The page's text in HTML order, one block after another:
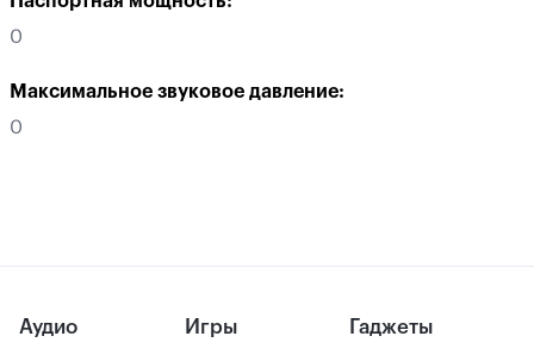
0
Максимальное звуковое давление:
0
Аудио Игры Гаджеты